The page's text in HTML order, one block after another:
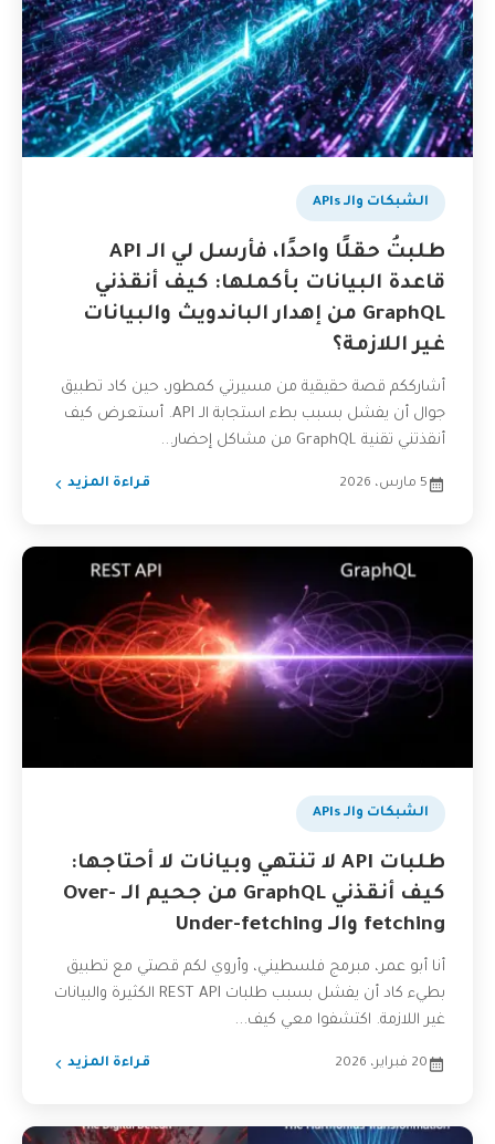
الشبكات والـ APIs
طلبتُ حقلًا واحدًا، فأرسل لي الـ API
قاعدة البيانات بأكملها: كيف أنقذني
GraphQL من إهدار الباندويث والبيانات
غير اللازمة؟
أشارككم قصة حقيقية من مسيرتي كمطور، حين كاد تطبيق
جوال أن يفشل بسبب بطء استجابة الـ API. أستعرض كيف
أنقذتني تقنية GraphQL من مشاكل إحضار...
5 مارس، 2026 قراءة المزيد
الشبكات والـ APIs
طلبات API لا تنتهي وبيانات لا أحتاجها:
كيف أنقذني GraphQL من جحيم الـ Over-
fetching والـ Under-fetching
أنا أبو عمر، مبرمج فلسطيني، وأروي لكم قصتي مع تطبيق
بطيء كاد أن يفشل بسبب طلبات REST API الكثيرة والبيانات
غير اللازمة. اكتشفوا معي كيف...
20 فبراير، 2026 قراءة المزيد